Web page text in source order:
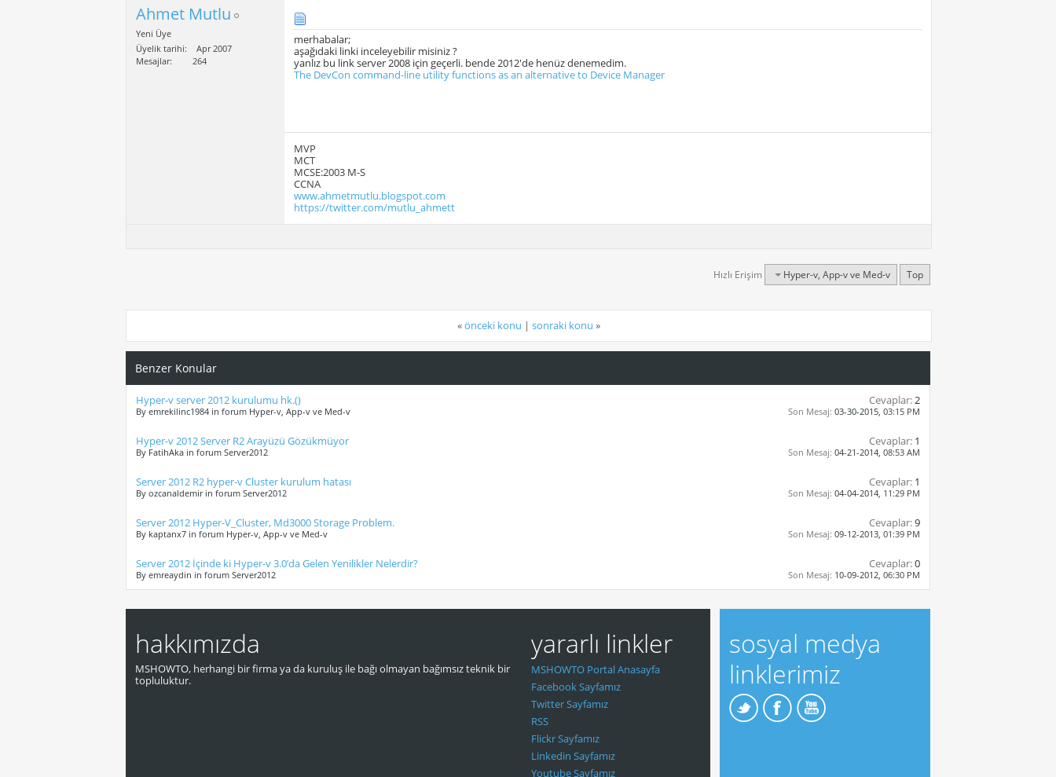
Ahmet Mutlu
Yeni Üye
Üyelik tarihi
Apr 2007
Mesajlar
264
merhabalar;
aşağıdaki linki inceleyebilir misiniz ?
yanlız bu link server 2008 için geçerli. bende 2012'de henüz denemedim.
The DevCon command-line utility functions as an alternative to Device Manager
MVP
MCT
MCSE:2003 M-S
CCNA
www.ahmetmutlu.blogspot.com
https://twitter.com/mutlu_ahmett
Hızlı Erişim Hyper-v, App-v ve Med-v Top
«önceki konu | sonraki konu »
Benzer Konular
Hyper-v server 2012 kurulumu hk.()
By emrekilinc1984 in forum Hyper-v, App-v ve Med-v
Cevaplar:2
Son Mesaj: 03-30-2015, 03:15 PM
Hyper-v 2012 Server R2 Arayüzü Gözükmüyor
By FatihAka in forum Server2012
Cevaplar: 1
Son Mesaj: 04-21-2014, 08:53 AM
Server 2012 R2 hyper-v Cluster kurulum hatası
By ozcanaldemir in forum Server2012
Cevaplar: 1
Son Mesaj: 04-04-2014, 11:29 PM
Server 2012 Hyper-V_Cluster, Md3000 Storage Problem.
By kaptanx7 in forum Hyper-v, App-v ve Med-v
Cevaplar:9
Son Mesaj: 09-12-2013, 01:39 PM
Server 2012 İçinde ki Hyper-v 3.0’da Gelen Yenilikler Nelerdir?
By emreaydin in forum Server2012
Cevaplar:0
Son Mesaj: 10-09-2012, 06:30 PM
hakkımızda
MSHOWTO, herhangi bir firma ya da kuruluş ile bağı olmayan bağımsız teknik bir
topluluktur.
yararlı linkler
MSHOWTO Portal Anasayfa
Facebook Sayfamız
Twitter Sayfamız
RSS
Flickr Sayfamız
Linkedin Sayfamız
Youtube Sayfamız
sosyal medya
linklerimiz